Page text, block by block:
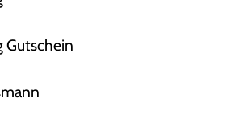
Gutschein